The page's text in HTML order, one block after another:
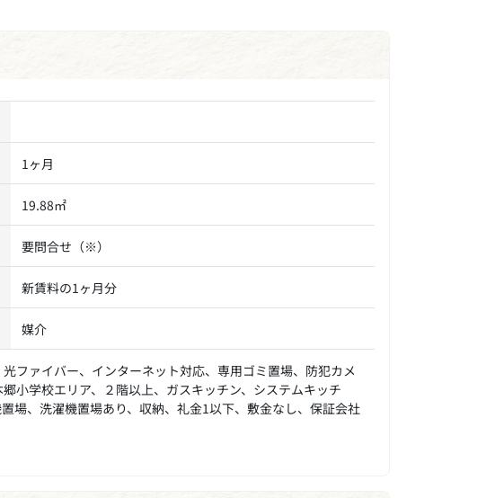
1ヶ月
19.88㎡
要問合せ（※）
新賃料の1ヶ月分
媒介
ファイバー、インターネット対応、専用ゴミ置場、防犯カメ
小学校エリア、２階以上、ガスキッチン、システムキッチ
場、洗濯機置場あり、収納、礼金1以下、敷金なし、保証会社